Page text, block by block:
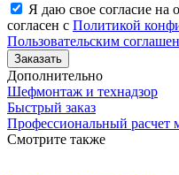
Я даю свое согласие на
согласен с Политикой
Пользовательским
Заказать
Дополнительно
Шефмонтаж и технадзор
Быстрый заказ
Профессиональный расчет
Смотрите также